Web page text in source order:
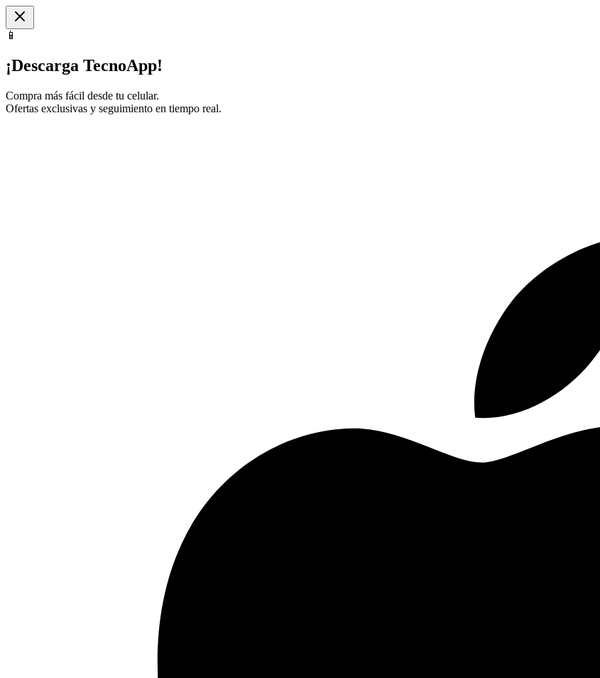
📱
¡Descarga TecnoApp!
Compra más fácil desde tu celular.
Ofertas exclusivas y seguimiento en tiempo real.